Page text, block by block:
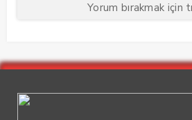
Yorum bırakmak için